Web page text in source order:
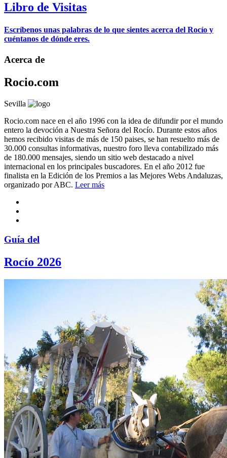
Libro de Visitas
Escríbenos unas palabras de lo que sientes acerca del Rocío y
cuéntanos de dónde eres.
Acerca de
Rocio.com
Sevilla
Rocio.com nace en el año 1996 con la idea de difundir por el mundo
entero la devoción a Nuestra Señora del Rocío. Durante estos años
hemos recibido visitas de más de 150 paises, se han resuelto más de
30.000 consultas informativas, nuestro foro lleva contabilizado más
de 180.000 mensajes, siendo un sitio web destacado a nivel
internacional en los principales buscadores. En el año 2012 fue
finalista en la Edición de los Premios a las Mejores Webs Andaluzas,
organizado por ABC. Leer más
Guía del
Rocío 2026